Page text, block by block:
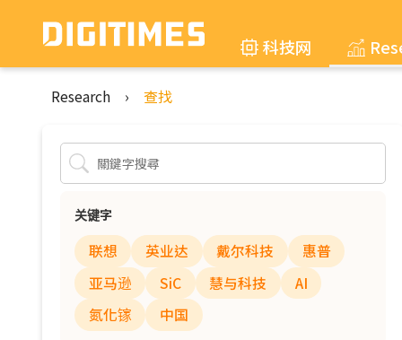
科技网
Research › 查找
关键字
联想 英业达 戴尔科技
惠普
亚马逊
SiC 慧与科技
AI
氮化镓
中国